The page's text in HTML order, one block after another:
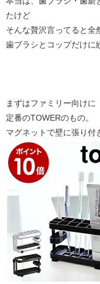
たけど
そんな贅沢言ってると全
歯ブラシとコップだけに
まずはファミリー向けに
定番のTOWERのもの。
マグネットで壁に張り付